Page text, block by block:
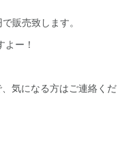
販売致します。
ー！
気になる方はご連絡くだ